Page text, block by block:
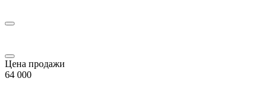
Цена продажи
64 000